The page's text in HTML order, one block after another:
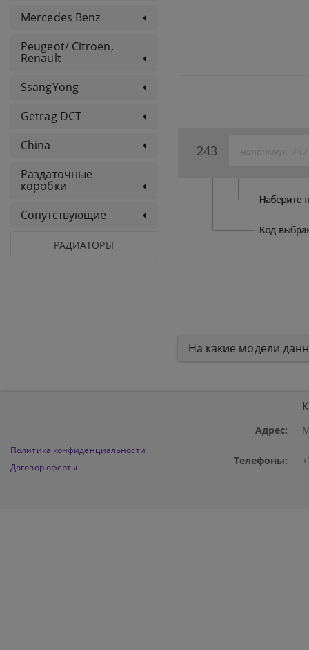
Mercedes Benz
Peugeot/ Citroen,
Renault
SsangYong
Getrag DCT
China
Раздаточные
коробки
Сопутствующие
РАДИАТОРЫ
243
На какие модели
Политика конфиденциальности
Договор оферты
Адрес:
Телефоны: